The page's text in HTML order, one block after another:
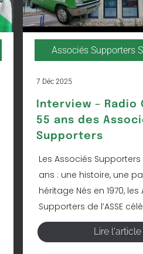
Associés Supporters
7 Déc 2025
Interview – Radio
55 ans des
Supporters
Les Associés
ans : une histoire, une
héritage Nés en 1970, les
Supporters de l’ASSE
Lire l'article